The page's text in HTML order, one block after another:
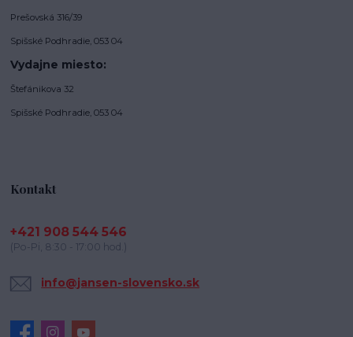
Prešovská 316/39
Spišské Podhradie, 053 04
Vydajne miesto:
Štefánikova 32
Spišské Podhradie, 053 04
Kontakt
+421 908 544 546
(Po-Pi, 8:30 - 17:00 hod.)
info@jansen-slovensko.sk